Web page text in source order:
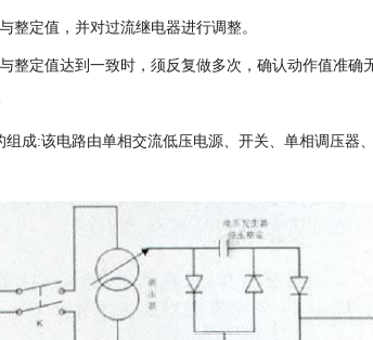
整定值，并对过流继电器进行调整。
整定值达到一致时，须反复做多次，确认动作值准确
成:该电路由单相交流低压电源、开关、单相调压器